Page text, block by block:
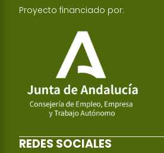
Proyecto financiado por:
REDES SOCIALES